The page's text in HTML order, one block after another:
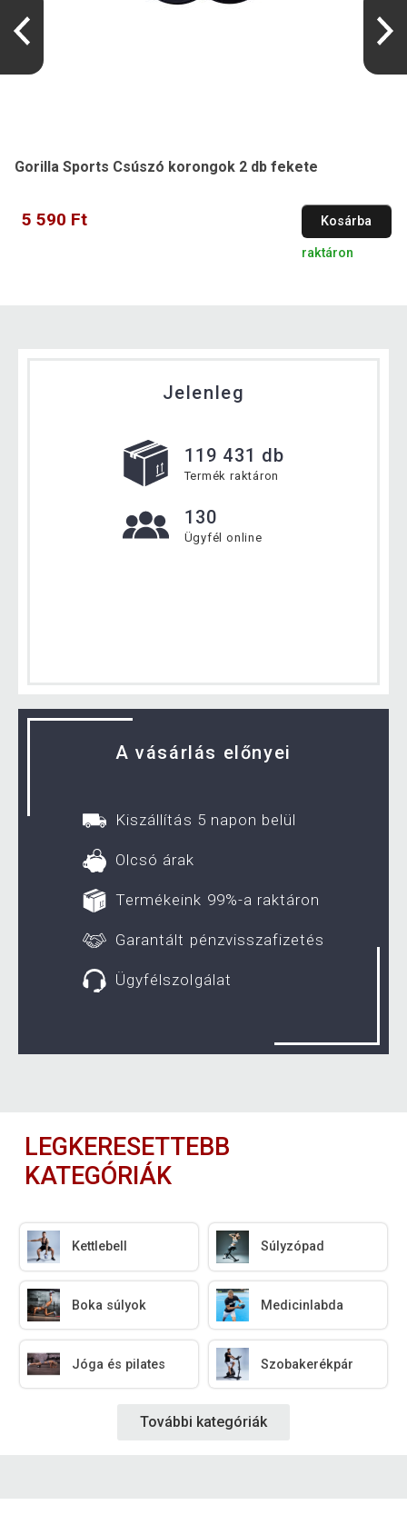
Gorilla Sports Csúszó korongok 2 db fekete
5 590 Ft Kosárba
raktáron
Jelenleg
119 431 db
Termék raktáron
130
Ügyfél online
A vásárlás előnyei
Kiszállítás 5 napon belül
Olcsó árak
Termékeink 99%-a raktáron
Garantált pénzvisszafizetés
Ügyfélszolgálat
LEGKERESETTEBB
KATEGÓRIÁK
Kettlebell Súlyzópad
Boka súlyok Medicinlabda
Jóga és pilates Szobakerékpár
További kategóriák